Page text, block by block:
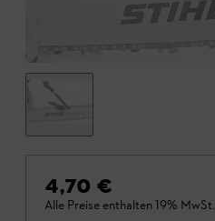
4,70 €
Alle Preise enthalten 19% MwSt.